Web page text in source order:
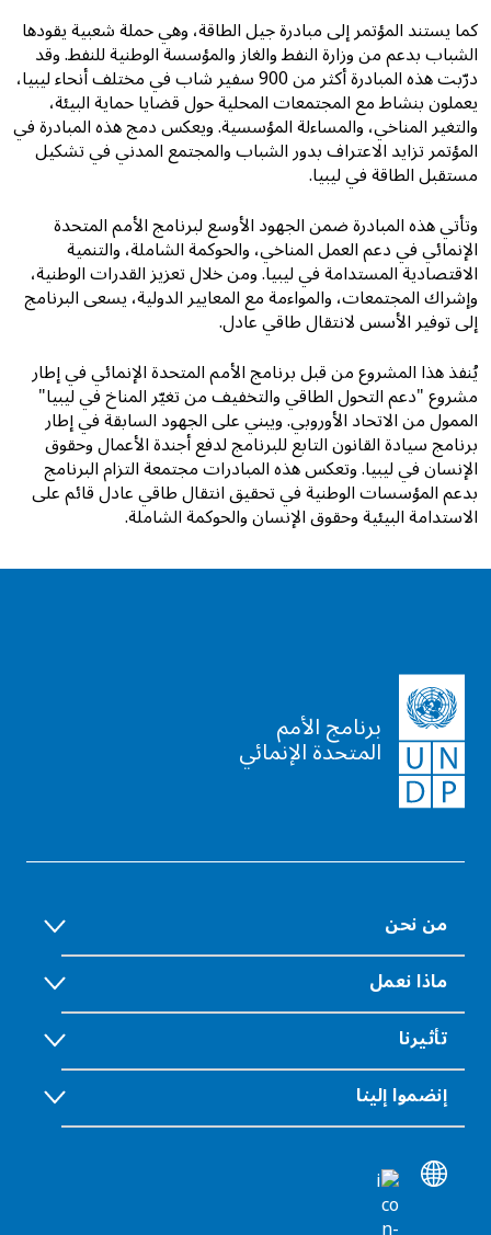
كما يستند المؤتمر إلى مبادرة جيل الطاقة، وهي حملة شعبية يقودها
الشباب بدعم من وزارة النفط والغاز والمؤسسة الوطنية للنفط. وقد
درّبت هذه المبادرة أكثر من 900 سفير شاب في مختلف أنحاء ليبيا،
يعملون بنشاط مع المجتمعات المحلية حول قضايا حماية البيئة،
والتغير المناخي، والمساءلة المؤسسية. ويعكس دمج هذه المبادرة في
المؤتمر تزايد الاعتراف بدور الشباب والمجتمع المدني في تشكيل
مستقبل الطاقة في ليبيا.
وتأتي هذه المبادرة ضمن الجهود الأوسع لبرنامج الأمم المتحدة
الإنمائي في دعم العمل المناخي، والحوكمة الشاملة، والتنمية
الاقتصادية المستدامة في ليبيا. ومن خلال تعزيز القدرات الوطنية،
وإشراك المجتمعات، والمواءمة مع المعايير الدولية، يسعى البرنامج
إلى توفير الأسس لانتقال طاقي عادل.
يُنفذ هذا المشروع من قبل برنامج الأمم المتحدة الإنمائي في إطار
مشروع "دعم التحول الطاقي والتخفيف من تغيّر المناخ في ليبيا"
الممول من الاتحاد الأوروبي. ويبني على الجهود السابقة في إطار
برنامج سيادة القانون التابع للبرنامج لدفع أجندة الأعمال وحقوق
الإنسان في ليبيا. وتعكس هذه المبادرات مجتمعة التزام البرنامج
بدعم المؤسسات الوطنية في تحقيق انتقال طاقي عادل قائم على
الاستدامة البيئية وحقوق الإنسان والحوكمة الشاملة.
برنامج الأمم
المتحدة الإنمائي
من نحن
ماذا نعمل
تأثيرنا
إنضموا إلينا